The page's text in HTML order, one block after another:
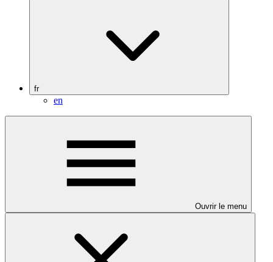
fr
en
Ouvrir le menu